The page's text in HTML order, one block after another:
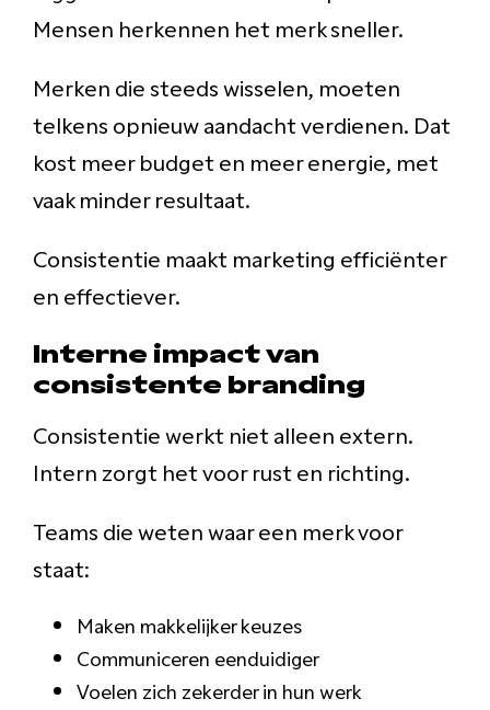
Mensen herkennen het merk sneller.
Merken die steeds wisselen, moeten
telkens opnieuw aandacht verdienen. Dat
kost meer budget en meer energie, met
vaak minder resultaat.
Consistentie maakt marketing efficiënter
en effectiever.
Interne impact van
consistente branding
Consistentie werkt niet alleen extern.
Intern zorgt het voor rust en richting.
Teams die weten waar een merk voor
staat:
Maken makkelijker keuzes
Communiceren eenduidiger
Voelen zich zekerder in hun werk